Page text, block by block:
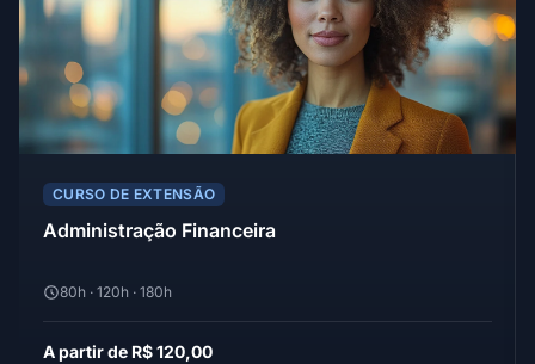
CURSO DE EXTENSÃO
Administração Financeira
80h · 120h · 180h
A partir de R$ 120,00